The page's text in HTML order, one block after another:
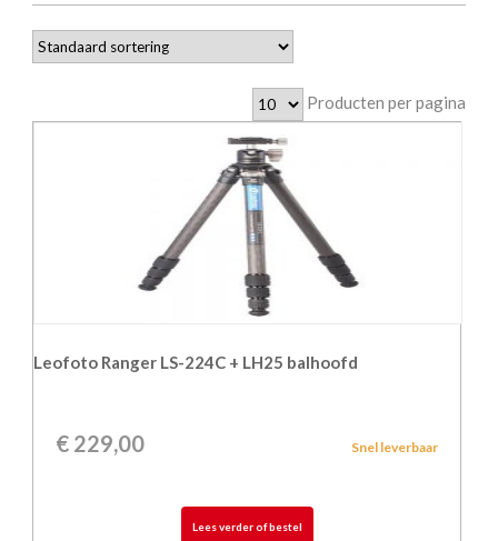
Producten per pagina
Leofoto Ranger LS-224C + LH25 balhoofd
€ 229,00 Snel leverbaar
Lees verder of bestel